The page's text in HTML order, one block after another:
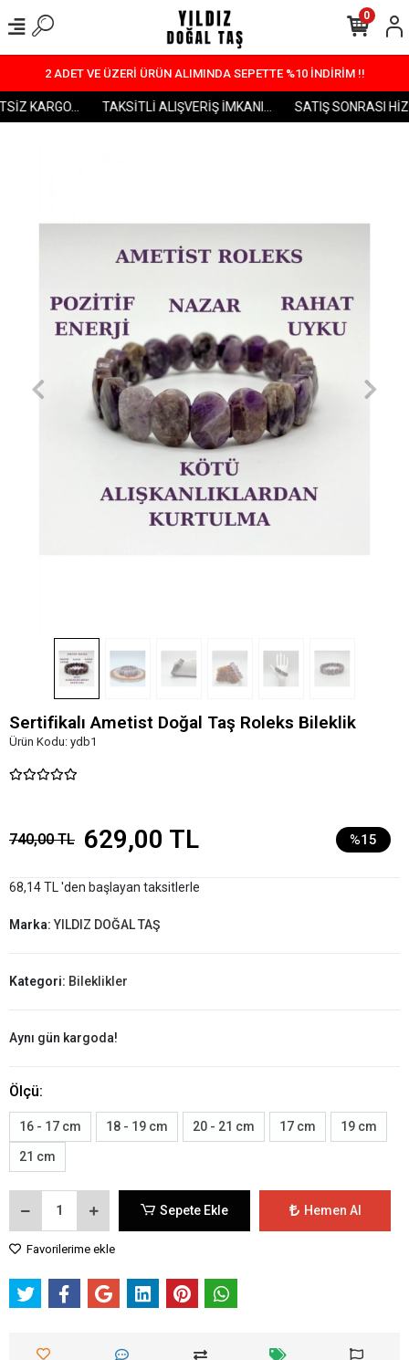
2 ADET VE ÜZERİ ÜRÜN ALIMINDA SEPETTE %10 İNDİRİM !!
KARGO... TAKSİTLİ ALIŞVERİŞ İMKANI... SATIŞ SONRASI
0
Sertifikalı Ametist Doğal Taş Roleks Bileklik
Ürün Kodu: ydb1
740,00 TL 629,00 TL %15
68,14 TL 'den başlayan taksitlerle
Marka:YILDIZ DOĞAL TAŞ
Kategori: Bileklikler
Aynı gün kargoda!
Ölçü:
16 - 17 cm 18 - 19 cm 20 - 21 cm 17 cm 19 cm
21 cm
Sepete Ekle Hemen Al
Favorilerime ekle